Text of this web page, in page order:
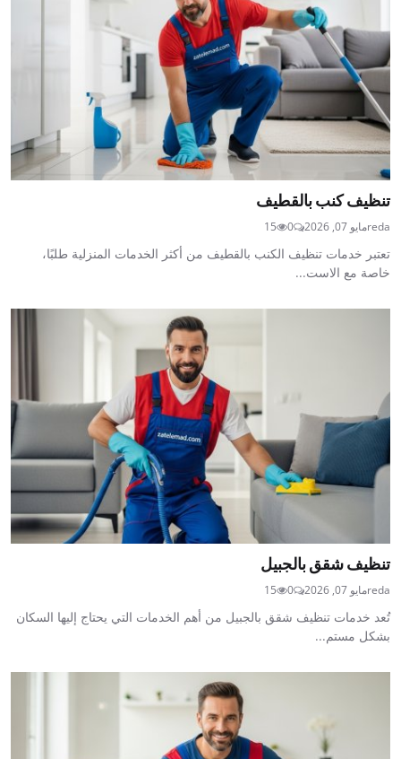
تنظيف كنب بالقطيف
redaمايو 07, 2026 0
15
تعتبر خدمات تنظيف الكنب بالقطيف من أكثر الخدمات المنزلية طلبًا،
خاصة مع الاست...
تنظيف شقق بالجبيل
redaمايو 07, 2026 0
15
تُعد خدمات تنظيف شقق بالجبيل من أهم الخدمات التي يحتاج إليها السكان
بشكل مستم...